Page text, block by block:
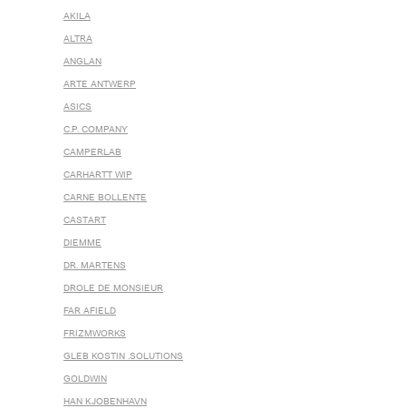
AKILA
ALTRA
ANGLAN
ARTE ANTWERP
ASICS
C.P. COMPANY
CAMPERLAB
CARHARTT WIP
CARNE BOLLENTE
CASTART
DIEMME
DR. MARTENS
DROLE DE MONSIEUR
FAR AFIELD
FRIZMWORKS
GLEB KOSTIN .SOLUTIONS
GOLDWIN
HAN KJOBENHAVN